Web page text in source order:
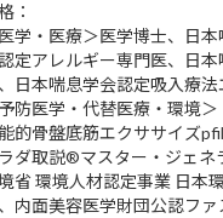
：
学・医療＞医学博士、日
定アレルギー専門医、日
日本喘息学会認定吸入療法
防医学・代替医療・環境＞
的骨盤底筋エクササイズ
ダ取説®マスター・ジェネ
省 環境人材認定事業 日本
内面美容医学財団公認フ